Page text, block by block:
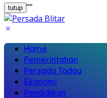
tutup ""
Home
Pemerintahan
Persada Today
Ekonomi
Pendidikan